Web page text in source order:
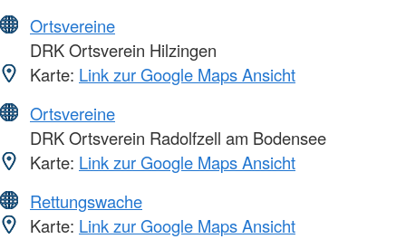
Ortsvereine
DRK Ortsverein Hilzingen
Karte: Link zur Google Maps Ansicht
Ortsvereine
DRK Ortsverein Radolfzell am Bodensee
Karte: Link zur Google Maps Ansicht
Rettungswache
Karte: Link zur Google Maps Ansicht